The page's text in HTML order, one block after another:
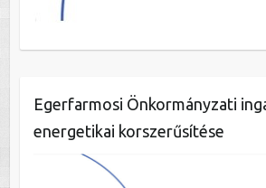
Egerfarmosi Önkormányzati
energetikai korszerűsítése